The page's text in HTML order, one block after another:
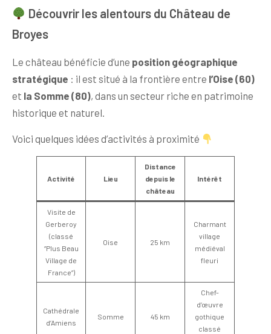
Découvrir les alentours du Château de
Broyes
Le château bénéficie d’une position géographique
stratégique : il est situé à la frontière entre l’Oise (60)
et la Somme (80), dans un secteur riche en patrimoine
historique et naturel.
Voici quelques idées d’activités à proximité
Activité Lieu
Distance
depuis le
château
Intérêt
Visite de
Gerberoy
(classé
“Plus Beau
Village de
France”)
Oise 25 km
Charmant
village
médiéval
fleuri
Cathédrale
d’Amiens
Somme 45 km
Chef-
d’œuvre
gothique
classé